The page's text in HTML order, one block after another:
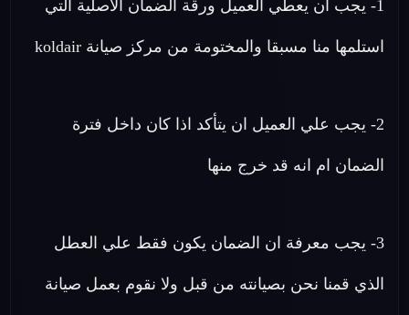
1- يجب ان يعطي العميل ورقة الضمان الاصلية التي
استلمها منا مسبقا والمختومة من مركز صيانة koldair
2- يجب علي العميل ان يتأكد اذا كان داخل فترة
الضمان ام انه قد خرج منها
3- يجب معرفة ان الضمان يكون فقط علي العطل
الذي قمنا نحن بصيانته من قبل ولا نقوم بعمل صيانة